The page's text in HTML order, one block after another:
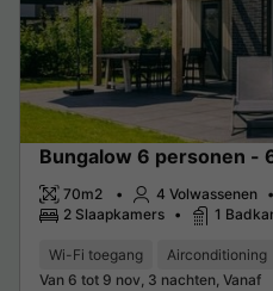
Bungalow 6 personen -
70m2 4 Volwassenen
2 Slaapkamers
1
Wi-Fi toegang Airconditioning
Van 6 tot 9 nov, 3 nachten, Vanaf